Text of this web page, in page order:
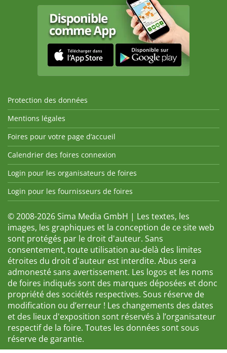
Protection des données
Mentions légales
Foires pour votre page d’accueil
Calendrier des foires connexion
Login pour les organisateurs de foires
Login pour les fournisseurs de foires
© 2008-2026 Sima Media GmbH | Les textes, les
images, les graphiques et la conception de ce site web
sont protégés par le droit d'auteur. Sans
consentement, toute utilisation au-delà des limites
étroites du droit d'auteur est interdite. Abus sera
admonesté sans avertissement. Les logos et les noms
de foires indiqués sont des marques déposées et donc
propriété des sociétés respectives. Sous réserve de
modification ou d’erreur ! Les changements des dates
et des lieux d'exposition sont réservés à l’organisateur
respectif de la foire. Toutes les données sont sous
réserve de garantie.